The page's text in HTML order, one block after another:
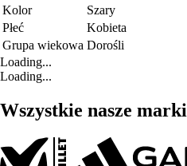
Kolor
Szary
Płeć
Kobieta
Grupa wiekowa Dorośli
Loading...
Loading...
Wszystkie nasze marki